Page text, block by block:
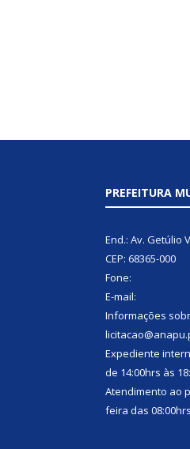
PREFEITURA
End.: Av. Getúlio
CEP: 68365-000
Fone:
E-mail:
Informações
Expediente
de 14:00hrs às
Atendimento ao
feira das